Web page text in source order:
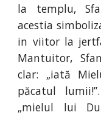
la templu,
acestia
in viitor la
Mantuitor,
clar: „iată
păcatul
„mielul lui